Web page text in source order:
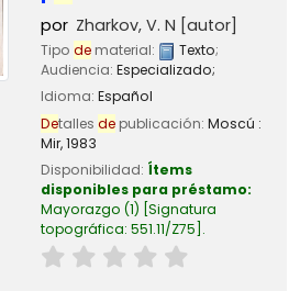
por Zharkov, V. N [autor]
Tipo dematerial: Texto;
Audiencia: Especializado;
Idioma: Español
Detalles depublicación: Moscú :
Mir,1983
Disponibilidad: Ítems
disponibles para préstamo:
Mayorazgo (1) Signatura
topográfica: 551.11/Z75 .